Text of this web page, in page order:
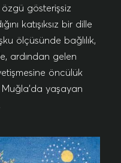
gösterişsiz
katışıksız bir dille
ölçüsünde bağlılık,
ardından gelen
öncülük
yaşayan